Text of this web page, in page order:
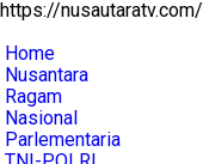
https://nusautaratv.com/
Home
Nusantara
Ragam
Nasional
Parlementaria